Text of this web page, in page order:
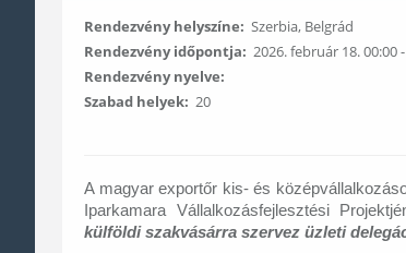
Rendezvény helyszíne: Szerbia, Belgrád
Rendezvény időpontja: 2026. február 18. 00:00
Rendezvény nyelve:
Szabad helyek: 20
A magyar exportőr kis- és
Iparkamara Vállalkozásfejlesztési
külföldiszakvásárra szervez üzleti